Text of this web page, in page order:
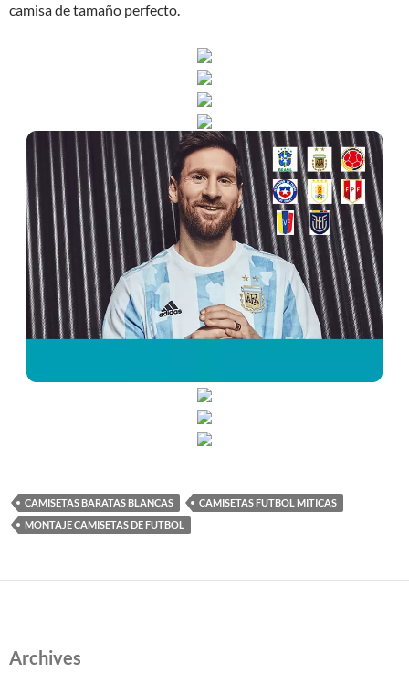
camisa de tamaño perfecto.
CAMISETAS BARATAS BLANCAS
CAMISETAS FUTBOL MITICAS
MONTAJE CAMISETAS DE FUTBOL
Archives